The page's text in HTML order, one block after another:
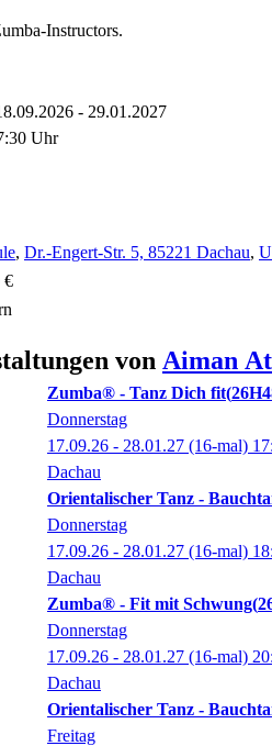
Instructors.
- 29.01.2027
Uhr
, Dr.-Engert-Str. 5, 85221 Dachau,
€
von Aiman
Zumba® - Tanz Dich fit
Donnerstag
17.09.26 - 28.01.27 (16-mal)
Dachau
Orientalischer Tanz -
Donnerstag
17.09.26 - 28.01.27 (16-mal)
Dachau
Zumba® - Fit mit Schwung
Donnerstag
17.09.26 - 28.01.27 (16-mal)
Dachau
Orientalischer Tanz -
Freitag